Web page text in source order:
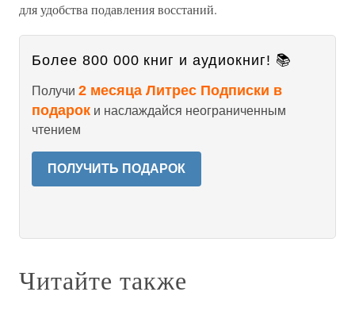
для удобства подавления восстаний.
Более 800 000 книг и аудиокниг! 📚
Получи 2 месяца Литрес Подписки в
подарок и наслаждайся неограниченным
чтением
ПОЛУЧИТЬ ПОДАРОК
Читайте также